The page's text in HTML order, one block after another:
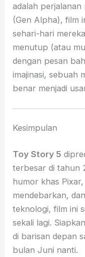
adalah perjalanan
(Gen Alpha), film
sehari-hari
menutup (atau
dengan pesan
imajinasi, sebuah
benar menjadi
Kesimpulan
Toy Story 5
terbesar di tahun
humor khas
mendebarkan,
teknologi, film ini
sekali lagi.
di barisan depan
bulan Juni nanti.